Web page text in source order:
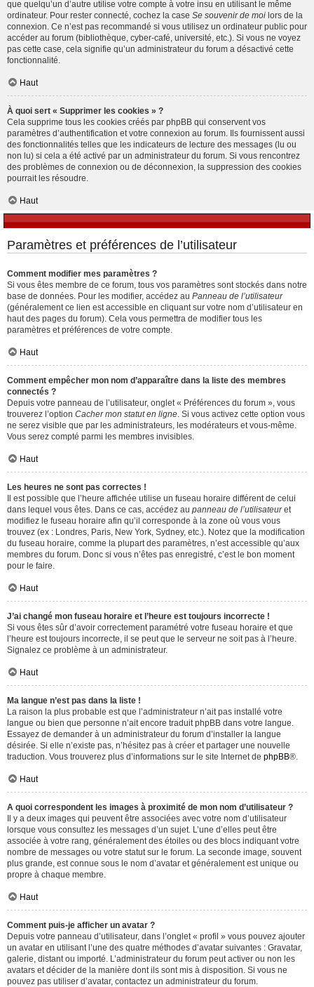
que quelqu’un d’autre utilise votre compte à votre insu en utilisant le même
ordinateur. Pour rester connecté, cochez la case Se souvenir de moi lors de la
connexion. Ce n’est pas recommandé si vous utilisez un ordinateur public pour
accéder au forum (bibliothèque, cyber-café, université, etc.). Si vous ne voyez
pas cette case, cela signifie qu’un administrateur du forum a désactivé cette
fonctionnalité.
Haut
À quoi sert « Supprimer les cookies » ?
Cela supprime tous les cookies créés par phpBB qui conservent vos
paramètres d’authentification et votre connexion au forum. Ils fournissent aussi
des fonctionnalités telles que les indicateurs de lecture des messages (lu ou
non lu) si cela a été activé par un administrateur du forum. Si vous rencontrez
des problèmes de connexion ou de déconnexion, la suppression des cookies
pourrait les résoudre.
Haut
Paramètres et préférences de l’utilisateur
Comment modifier mes paramètres ?
Si vous êtes membre de ce forum, tous vos paramètres sont stockés dans notre
base de données. Pour les modifier, accédez au Panneau de l’utilisateur
(généralement ce lien est accessible en cliquant sur votre nom d’utilisateur en
haut des pages du forum). Cela vous permettra de modifier tous les
paramètres et préférences de votre compte.
Haut
Comment empêcher mon nom d’apparaître dans la liste des membres
connectés ?
Depuis votre panneau de l’utilisateur, onglet « Préférences du forum », vous
trouverez l’option Cacher mon statut en ligne . Si vous activez cette option vous
ne serez visible que par les administrateurs, les modérateurs et vous-même.
Vous serez compté parmi les membres invisibles.
Haut
Les heures ne sont pas correctes !
Il est possible que l’heure affichée utilise un fuseau horaire différent de celui
dans lequel vous êtes. Dans ce cas, accédez au panneau de l’utilisateuret
modifiez le fuseau horaire afin qu’il corresponde à la zone où vous vous
trouvez (ex : Londres, Paris, New York, Sydney, etc.). Notez que la modification
du fuseau horaire, comme la plupart des paramètres, n’est accessible qu’aux
membres du forum. Donc si vous n’êtes pas enregistré, c’est le bon moment
pour le faire.
Haut
J’ai changé mon fuseau horaire et l’heure est toujours incorrecte !
Si vous êtes sûr d’avoir correctement paramétré votre fuseau horaire et que
l’heure est toujours incorrecte, il se peut que le serveur ne soit pas à l’heure.
Signalez ce problème à un administrateur.
Haut
Ma langue n’est pas dans la liste !
La raison la plus probable est que l’administrateur n’ait pas installé votre
langue ou bien que personne n’ait encore traduit phpBB dans votre langue.
Essayez de demander à un administrateur du forum d’installer la langue
désirée. Si elle n’existe pas, n’hésitez pas à créer et partager une nouvelle
traduction. Vous trouverez plus d’informations sur le site Internet de phpBB®.
Haut
A quoi correspondent les images à proximité de mon nom d’utilisateur ?
Il y a deux images qui peuvent être associées avec votre nom d’utilisateur
lorsque vous consultez les messages d’un sujet. L’une d’elles peut être
associée à votre rang, généralement des étoiles ou des blocs indiquant votre
nombre de messages ou votre statut sur le forum. La seconde image, souvent
plus grande, est connue sous le nom d’avatar et généralement est unique ou
propre à chaque membre.
Haut
Comment puis-je afficher un avatar ?
Depuis votre panneau d’utilisateur, dans l’onglet « profil » vous pouvez ajouter
un avatar en utilisant l’une des quatre méthodes d’avatar suivantes : Gravatar,
galerie, distant ou importé. L’administrateur du forum peut activer ou non les
avatars et décider de la manière dont ils sont mis à disposition. Si vous ne
pouvez pas utiliser d’avatar, contactez un administrateur du forum.